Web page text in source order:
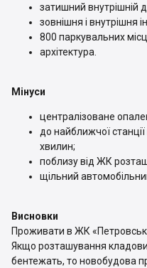
затишний внутрішній
зовнішня і внутрішня
800 паркувальних
архітектура.
Мінуси
централізоване
до найближчої
хвилин;
поблизу від ЖК
щільний
Висновки
Проживати в ЖК
Якщо розташування
бентежать, то новобудова